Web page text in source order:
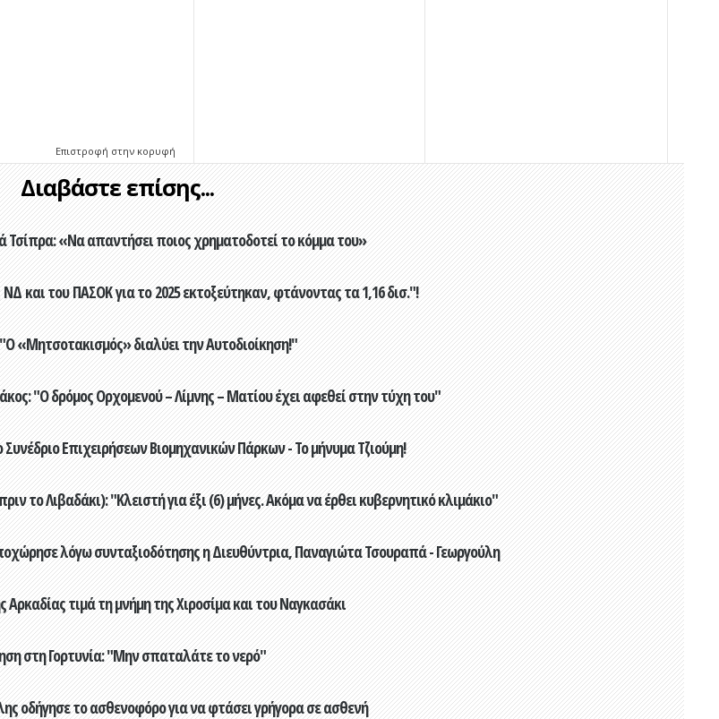
Επιστροφή στην κορυφή
Διαβάστε επίσης...
«Να απαντήσει ποιος χρηματοδοτεί το κόμμα του»
και του ΠΑΣΟΚ για το 2025 εκτοξεύτηκαν, φτάνοντας τα 1,16 δισ."!
«Μητσοτακισμός» διαλύει την Αυτοδιοίκηση!"
"Ο δρόμος Ορχομενού – Λίμνης – Ματίου έχει αφεθεί στην τύχη του"
Επιχειρήσεων Βιομηχανικών Πάρκων - Το μήνυμα Τζιούμη!
το Λιβαδάκι): "Κλειστή για έξι (6) μήνες. Ακόμα να έρθει κυβερνητικό κλιμάκιο"
λόγω συνταξιοδότησης η Διευθύντρια, Παναγιώτα Τσουραπά - Γεωργούλη
Αρκαδίας τιμά τη μνήμη της Χιροσίμα και του Ναγκασάκι
στη Γορτυνία: "Μην σπαταλάτε το νερό"
οδήγησε το ασθενοφόρο για να φτάσει γρήγορα σε ασθενή